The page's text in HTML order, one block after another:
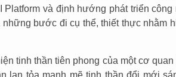
Platform và định hướng phát triển
bước đi cụ thể, thiết thực nhằm
tinh thần tiên phong của một cơ
lan tỏa mạnh mẽ tinh thần đổi mới